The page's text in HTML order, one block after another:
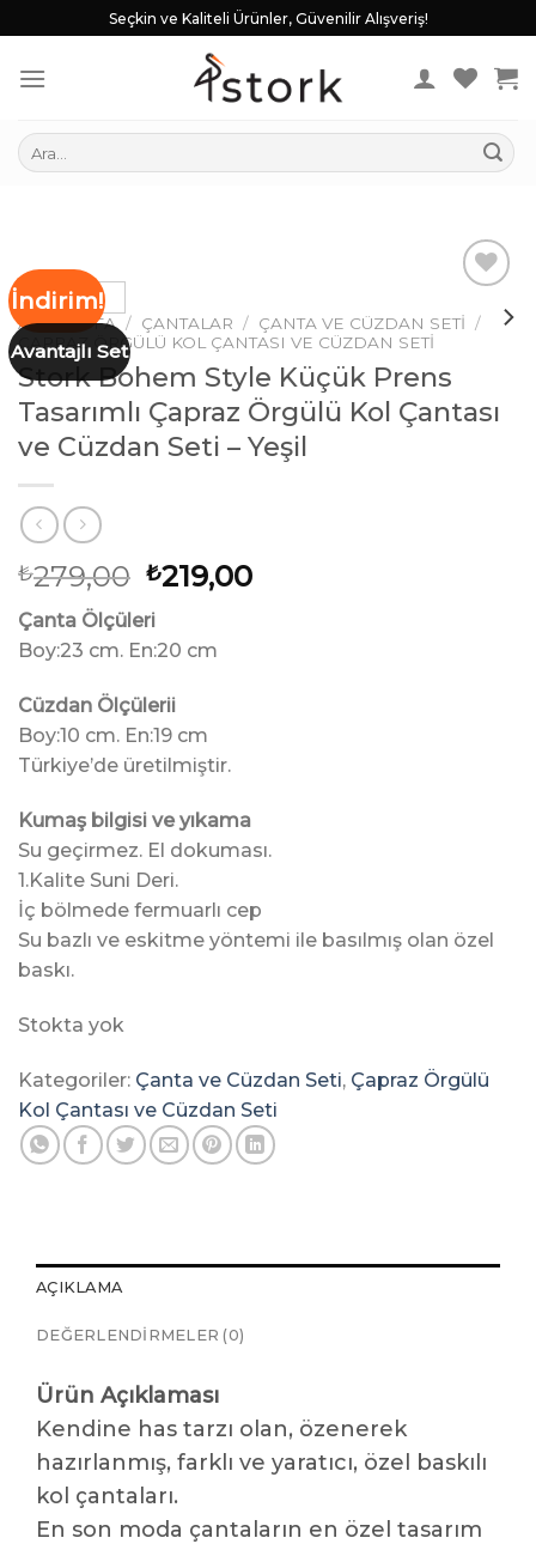
to
content
Seçkin ve Kaliteli Ürünler, Güvenilir Alışveriş!
Ara:
İndirim!
Avantajlı Set
Listeme
ANA SAYFA / ÇANTALAR / ÇANTA VE CÜZDAN SETI /
ÇAPRAZ ÖRGÜLÜ KOL ÇANTASI VE CÜZDAN SETI
Stork Bohem Style Küçük Prens
Tasarımlı Çapraz Örgülü Kol Çantası
ve Cüzdan Seti – Yeşil
₺279,00 Orijinal
fiyat:
₺279,00.
₺219,00Şu
Çanta Ölçüleri
Boy:23 cm. En:20 cm
Cüzdan Ölçülerii
Boy:10 cm. En:19 cm
Türkiye’de üretilmiştir.
Kumaş bilgisi ve yıkama
Su geçirmez. El dokuması.
1.Kalite Suni Deri.
İç bölmede fermuarlı cep
Su bazlı ve eskitme yöntemi ile basılmış olan özel
baskı.
Stokta yok
Kategoriler: Çanta ve Cüzdan Seti, Çapraz Örgülü
Kol Çantası ve Cüzdan Seti
AÇIKLAMA
DEĞERLENDIRMELER (0)
Ürün Açıklaması
Kendine has tarzı olan, özenerek
hazırlanmış, farklı ve yaratıcı, özel baskılı
kol çantaları.
En son moda çantaların en özel tasarım